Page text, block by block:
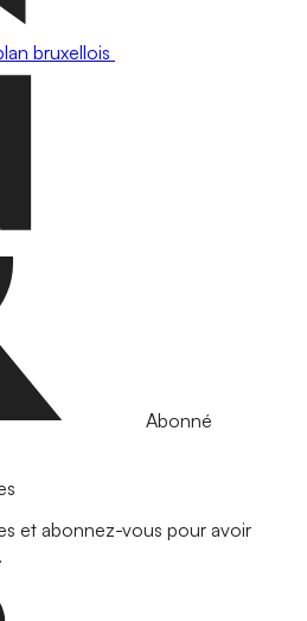
bruxellois
Abonné
et abonnez-vous pour avoir